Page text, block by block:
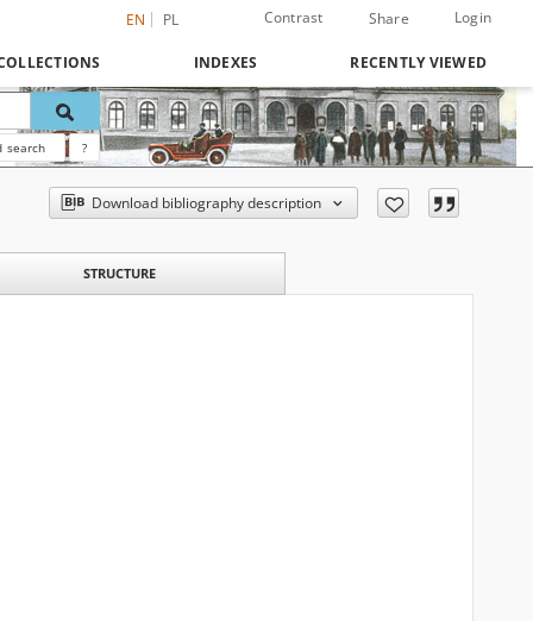
EN PL Contrast Share Login
INDEXES RECENTLY VIEWED
search ?
Download bibliography description
STRUCTURE